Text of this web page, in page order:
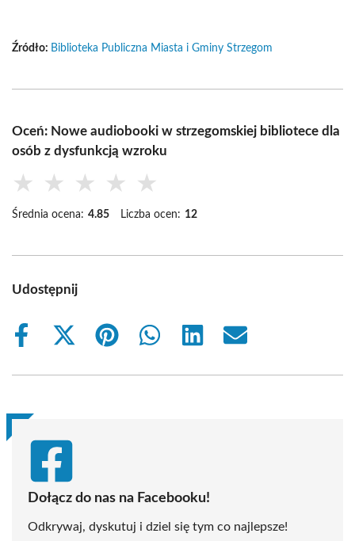
Źródło: Biblioteka Publiczna Miasta i Gminy Strzegom
Oceń: Nowe audiobooki w strzegomskiej bibliotece dla
osób z dysfunkcją wzroku
★ ★ ★ ★ ★
Średnia ocena: 4.85 Liczba ocen: 12
Udostępnij
Share
Share
(Twitter)
Share
Share
Share
Share
Dołącz do nas na Facebooku!
Odkrywaj, dyskutuj i dziel się tym co najlepsze!